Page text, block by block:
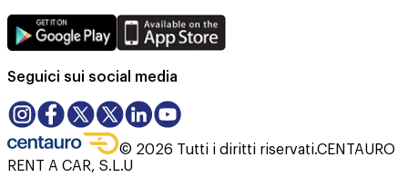
Seguici sui social media
© 2026 Tutti i diritti riservati.CENTAURO
RENT A CAR, S.L.U